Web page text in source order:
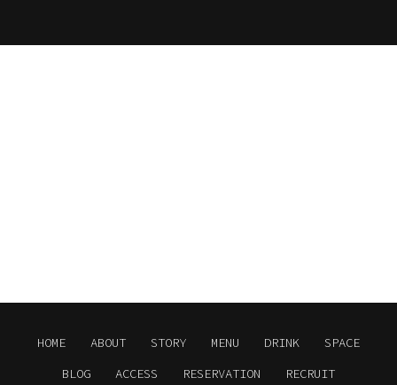
HOME ABOUT STORY MENU DRINK
SPACE
BLOG
ACCESS RESERVATION RECRUIT